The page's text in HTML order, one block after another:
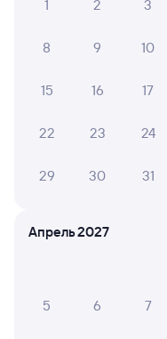
1
2 3
8 9 10
15 16 17
22 23 24
29 30 31
Апрель 2027
5 6 7